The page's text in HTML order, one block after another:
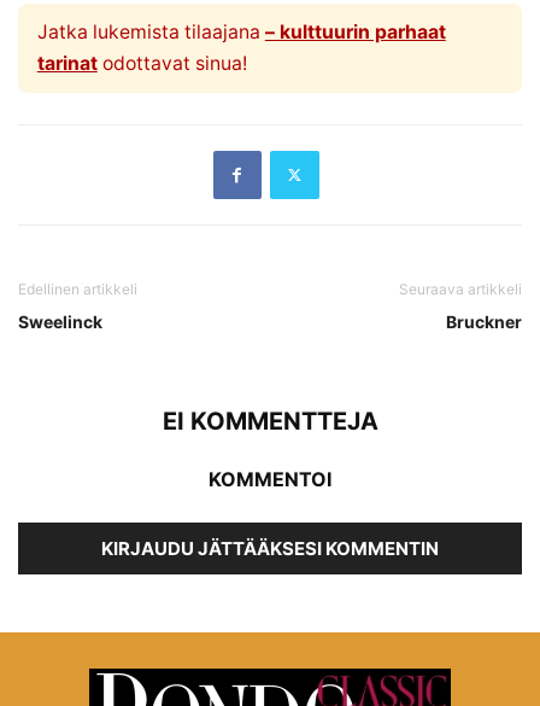
Jatka lukemista tilaajana – kulttuurin parhaat
tarinatodottavat sinua!
Edellinen artikkeli
Sweelinck
Seuraava artikkeli
Bruckner
EI KOMMENTTEJA
KOMMENTOI
KIRJAUDU JÄTTÄÄKSESI KOMMENTIN